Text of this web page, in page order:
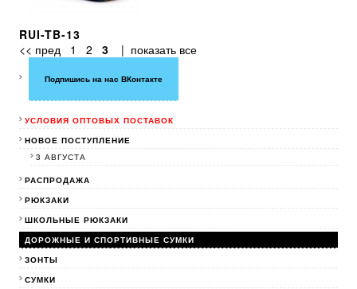
RUI-TB-13
<< пред
1 2 3 | показать все
Подпишись на нас ВКонтакте
УСЛОВИЯ ОПТОВЫХ ПОСТАВОК
НОВОЕ ПОСТУПЛЕНИЕ
3 АВГУСТА
РАСПРОДАЖА
РЮКЗАКИ
ШКОЛЬНЫЕ РЮКЗАКИ
ДОРОЖНЫЕ И СПОРТИВНЫЕ СУМКИ
ЗОНТЫ
СУМКИ